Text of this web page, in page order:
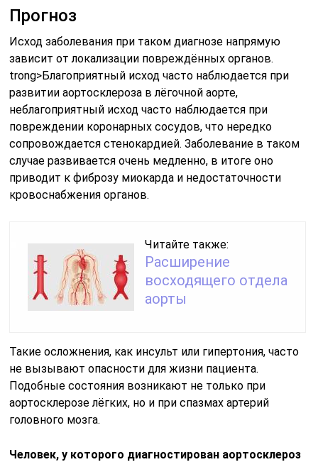
Прогноз
Исход заболевания при таком диагнозе напрямую
зависит от локализации повреждённых органов.
trong>Благоприятный исход часто наблюдается при
развитии аортосклероза в лёгочной аорте,
неблагоприятный исход часто наблюдается при
повреждении коронарных сосудов, что нередко
сопровождается стенокардией. Заболевание в таком
случае развивается очень медленно, в итоге оно
приводит к фиброзу миокарда и недостаточности
кровоснабжения органов.
Читайте также:
Расширение
восходящего отдела
аорты
Такие осложнения, как инсульт или гипертония, часто
не вызывают опасности для жизни пациента.
Подобные состояния возникают не только при
аортосклерозе лёгких, но и при спазмах артерий
головного мозга.
Человек, у которого диагностирован аортосклероз